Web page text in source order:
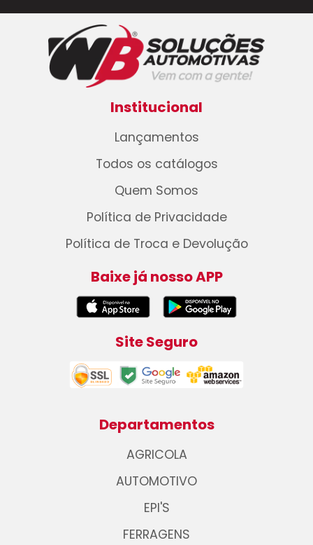
Institucional
Lançamentos
Todos os catálogos
Quem Somos
Política de Privacidade
Política de Troca e Devolução
Baixe já nosso APP
Site Seguro
Departamentos
AGRICOLA
AUTOMOTIVO
EPI'S
FERRAGENS